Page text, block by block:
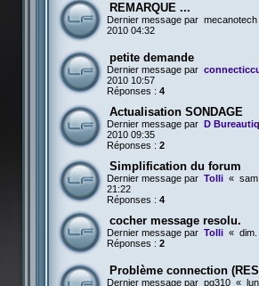
REMARQUE ...
Dernier message par mecanotech
2010 04:32
petite demande
Dernier message par
2010 10:57
Réponses : 4
Actualisation SONDAGE
Dernier message par D
2010 09:35
Réponses : 2
Simplification du forum
Dernier message par Tolli «
21:22
Réponses : 4
cocher message resolu.
Dernier message par Tolli «
Réponses : 2
Problème connection
Dernier message par pg310 «